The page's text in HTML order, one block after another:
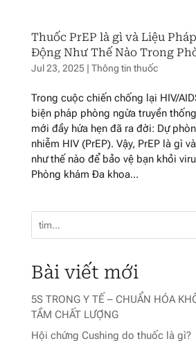
Thuốc PrEP là gì và Liệu
Động Như Thế Nào Trong
Jul 23, 2025| Thông tin thuốc
Trong cuộc chiến chống lại HIV/
biện pháp phòng ngừa truyền
mới đầy hứa hẹn đã ra đời: Dự
nhiễm HIV (PrEP). Vậy, PrEP là gì
như thế nào để bảo vệ bạn khỏi
Phòng khám Đa khoa...
Bài viết mới
5S TRONG Y TẾ – CHUẨN HÓA
TẦM CHẤT LƯỢNG
Hội chứng Cushing do thuốc là gì?